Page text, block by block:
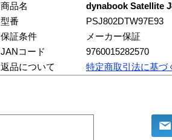
商品名
dynabook Satellite
型番
PSJ802DTW97E93
保証条件
メーカー保証
JANコード
9760015282570
返品について
特定商取引法に基づ